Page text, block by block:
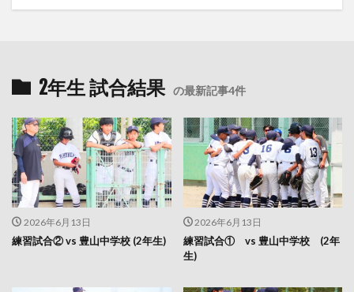
2年生 試合結果 の最新記事4件
2026年6月13日
練習試合② vs 豊山中学校 (2年生)
2026年6月13日
練習試合① vs 豊山中学校 (2年
生)